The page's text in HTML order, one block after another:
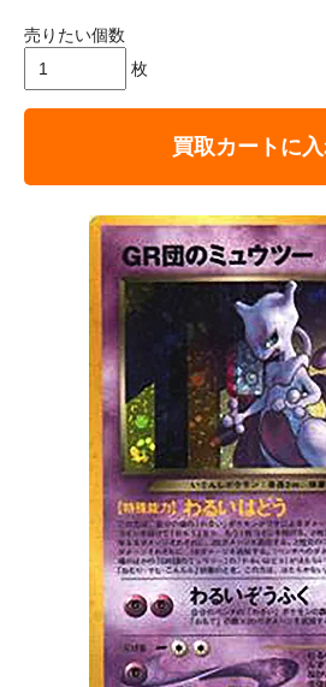
売りたい個数
枚
買取カートに